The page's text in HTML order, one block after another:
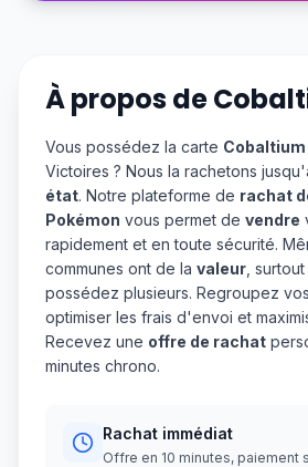
À propos de
Vous possédez la carte Cobaltium
Victoires ? Nous la rachetons
état. Notre plateforme de rachat
Pokémon vous permet de vendre
rapidement et en toute sécurité.
communes ont de la valeur ,
possédez plusieurs. Regroupez
optimiser les frais d'envoi et
Recevez une offre de rachat
minutes chrono.
Rachat immédiat
Offre en 10 minutes, paiement